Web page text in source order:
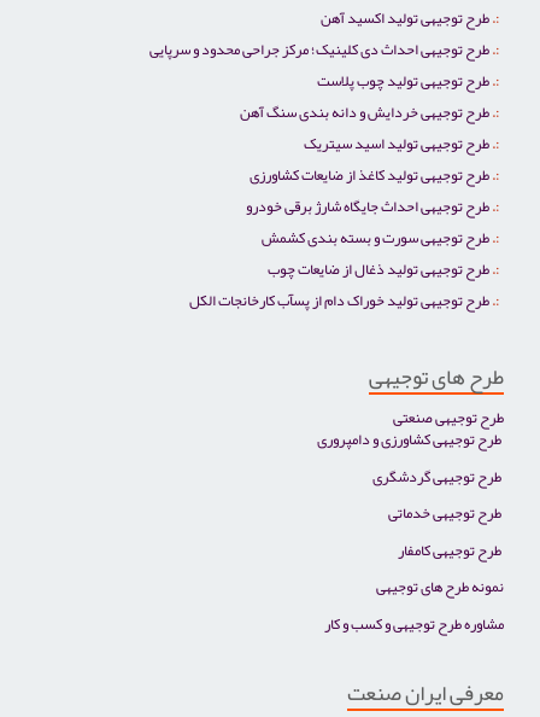
طرح توجیهی تولید اکسید آهن
طرح توجیهی احداث دی کلینیک؛ مرکز جراحی محدود و سرپایی
طرح توجیهی تولید چوب پلاست
طرح توجیهی خردایش و دانه بندی سنگ آهن
طرح توجیهی تولید اسید سیتریک
طرح توجیهی تولید کاغذ از ضایعات کشاورزی
طرح توجیهی احداث جایگاه شارژ برقی خودرو
طرح توجیهی سورت و بسته بندی کشمش
طرح توجیهی تولید ذغال از ضایعات چوب
طرح توجیهی تولید خوراک دام از پسآب کارخانجات الکل
طرح های توجیهی
طرح توجیهی صنعتی
طرح توجیهی کشاورزی و دامپروری
طرح توجیهی گردشگری
طرح توجیهی خدماتی
طرح توجیهی کامفار
نمونه طرح های توجیهی
مشاوره طرح توجیهی و کسب و کار
معرفی ایران صنعت